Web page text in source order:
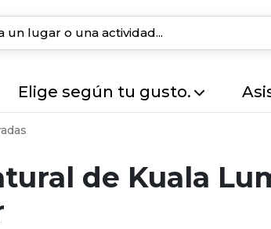
Elige según tu gusto.
de Kuala